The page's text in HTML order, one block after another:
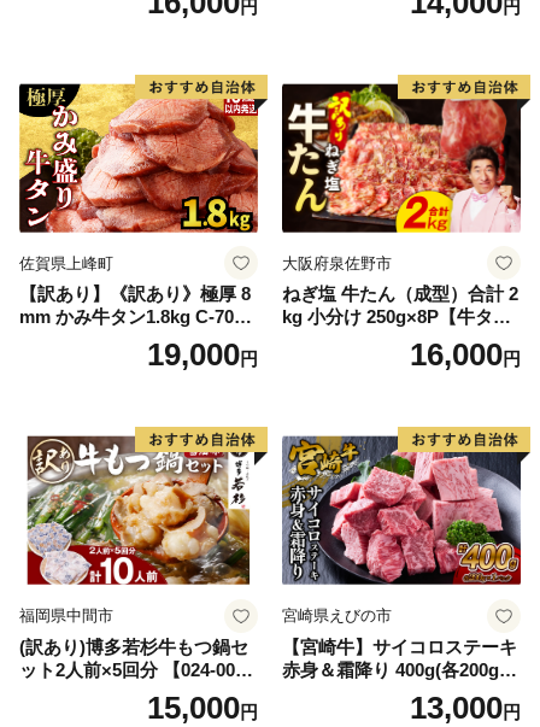
60] 肉 牛肉 精肉 牛たん 牛タ
厚切り タン
円 円
佐賀県上峰町
【訳あり】《訳あり》極厚 8
mm かみ牛タン1.8kg C-709-
19,000円
大阪府泉佐野市
ねぎ塩 牛たん（成型）合計 2
kg 小分け 250g×8P【牛タン
牛肉 焼肉用 薄切り 訳あり サ
16,000円
福岡県中間市
(訳あり)博多若杉牛もつ鍋セ
ット2人前×5回分 【024-002
15,000円
宮崎県えびの市
【宮崎牛】サイコロステーキ
赤身＆霜降り 400g(各200g×
１P 計2P) 真空パック 冷凍
13,000円